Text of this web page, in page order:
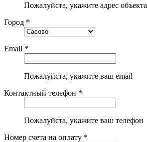
Пожалуйста, укажите адрес объекта
Город *
Email *
Пожалуйста, укажите ваш email
Контактный телефон *
Пожалуйста, укажите ваш телефон
Номер счета на оплату *